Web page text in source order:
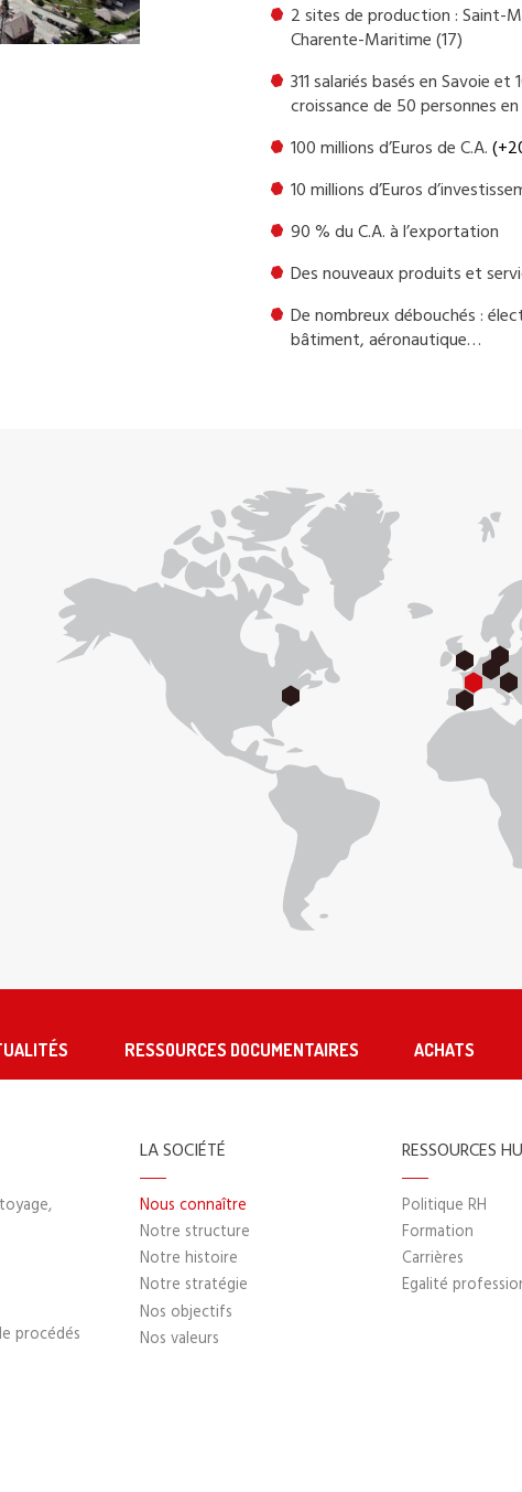
2 sites de production : Saint-
Charente-Maritime (17)
311 salariés basés en Savoie
croissance de 50 personnes en
100 millions d’Euros de C.A.
10 millions d’Euros
90 % du C.A. à l’exportation
Des nouveaux produits et
De nombreux débouchés :
bâtiment, aéronautique…
RESSOURCES DOCUMENTAIRES ACHATS
procédés
LA SOCIÉTÉ
Nous connaître
Notre structure
Notre histoire
Notre stratégie
Nos objectifs
Nos valeurs
RESSOURCES
Politique RH
Formation
Carrières
Egalité